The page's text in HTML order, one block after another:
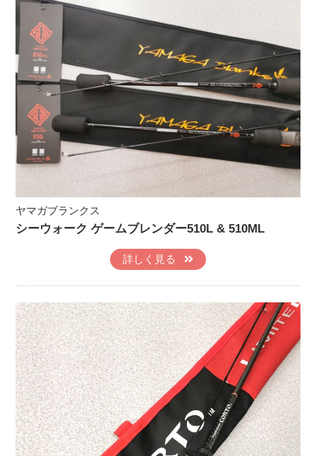
ヤマガブランクス
シーウォーク ゲームブレンダー510L & 510ML
詳しく見る